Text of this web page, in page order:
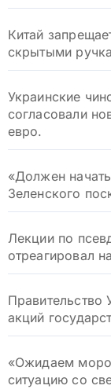
Китай
скрытыми
Украинские
согласовали
евро.
«Должен
Зеленского
Лекции по
отреагировал
Правительство
акций
«Ожидаем
ситуацию со